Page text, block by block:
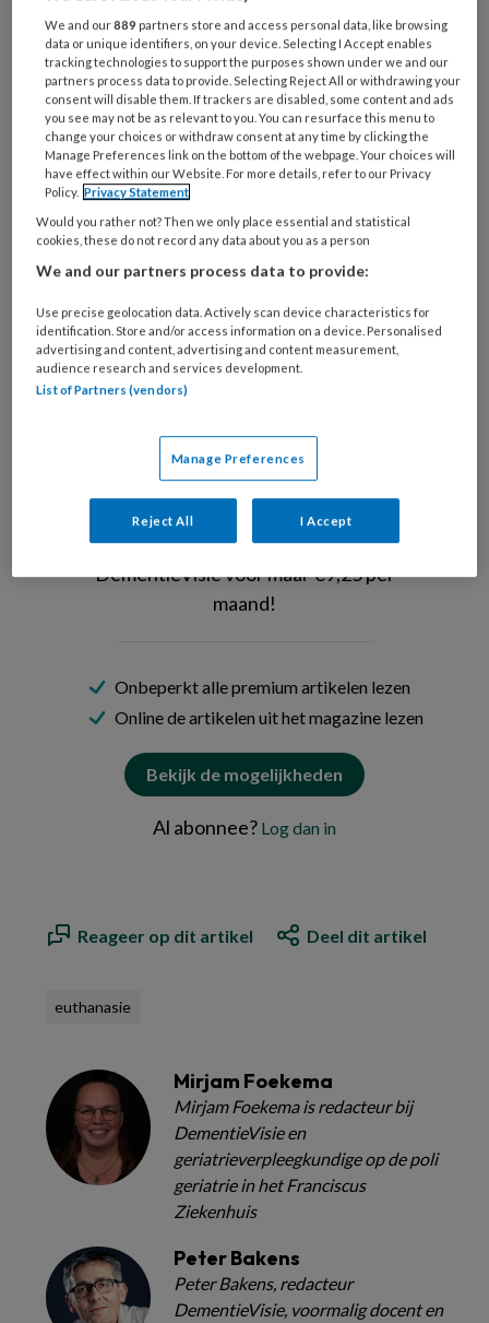
Tijdens
PREMIUM
Wil je dit artikel lezen?
Neem een maandabonnement op
DementieVisie voor maar €9,25 per
maand!
Onbeperkt alle premium artikelen lezen
Online de artikelen uit het magazine lezen
Bekijk de mogelijkheden
Al abonnee? Log dan in
Reageer op dit artikel Deel dit artikel
euthanasie
Mirjam Foekema
Mirjam Foekema is redacteur bij
DementieVisie en
geriatrieverpleegkundige op de poli
geriatrie in het Franciscus
Ziekenhuis
Peter Bakens
Peter Bakens, redacteur
DementieVisie, voormalig docent en
We and our889 partners store and access personal data, like browsing
data or unique identifiers, on your device. Selecting I Accept enables
tracking technologies to support the purposes shown under we and our
partners process data to provide. Selecting Reject All or withdrawing your
consent will disable them. If trackers are disabled, some content and ads
you see may not be as relevant to you. You can resurface this menu to
change your choices or withdraw consent at any time by clicking the
Manage Preferences link on the bottom of the webpage. Your choices will
have effect within our Website. For more details, refer to our Privacy
Policy. Privacy Statement
Would you rather not? Then we only place essential and statistical
cookies, these do not record any data about you as a person
We and our partners process data to provide:
Use precise geolocation data. Actively scan device characteristics for
identification. Store and/or access information on a device. Personalised
advertising and content, advertising and content measurement,
audience research and services development.
List of Partners (vendors)
Manage Preferences
Reject All I Accept